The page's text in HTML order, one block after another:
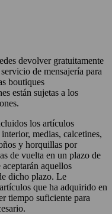
devolver gratuitamente
de mensajería para
boutiques
están sujetas a los
los artículos
medias, calcetines,
y horquillas por
de vuelta en un plazo de
aquellos
dicho plazo. Le
que ha adquirido en
tiempo suficiente para